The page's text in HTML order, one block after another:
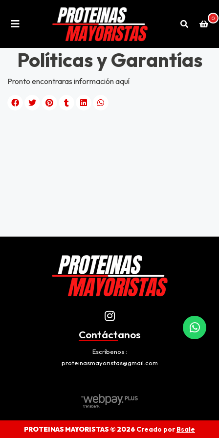
0
Políticas y Garantías
Pronto encontraras información aquí
Contáctanos
Escríbenos
proteinasmayoristas@gmail.com
PROTEINAS MAYORISTAS © 2026 Creado por Bsale